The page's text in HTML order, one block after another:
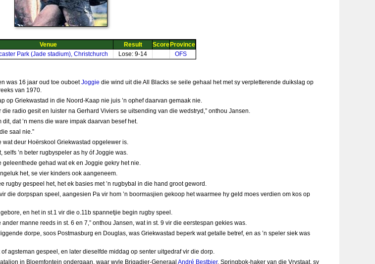
Venue Result Score Province
Park (Jade stadium), Christchurch Lose: 9-14 OFS
was 16 jaar oud toe ouboetJoggie die wind uit die All Blacks se seile gehaal het met sy verpletterende duikslag op
van 1970.
op Griekwastad in die Noord-Kaap nie juis ’n ophef daarvan gemaak nie.
radio gesit en luister na Gerhard Viviers se uitsending van die wedstryd,” onthou Jansen.
dat ’n mens die ware impak daarvan besef het.
saal nie.”
deur Hoërskool Griekwastad opgelewer is.
’n beter rugbyspeler as hy óf Joggie was.
geleenthede gehad wat ek en Joggie gekry het nie.
het, se vier kinders ook aangeneem.
rugby gespeel het, het ek basies met ’n rugbybal in die hand groot geword.
die dorpspan speel, aangesien Pa vir hom ’n boormasjien gekoop het waarmee hy geld moes verdien om kos op
en het in st.1 vir die o.11b spannetjie begin rugby speel.
manne reeds in st. 6 en 7,” onthou Jansen, wat in st. 9 vir die eerstespan gekies was.
dorpe, soos Postmasburg en Douglas, was Griekwastad beperk wat getalle betref, en as ’n speler siek was
agsteman gespeel, en later dieselfde middag op senter uitgedraf vir die dorp.
in Bloemfontein ondergaan, waar wyle Brigadier-Generaal André Bestbier, Springbok-haker van die Vrystaat, sy